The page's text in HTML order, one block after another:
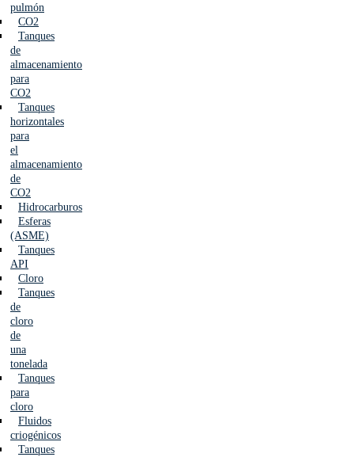
pulmón
CO2
Tanques
de
almacenamiento
para
CO2
Tanques
horizontales
para
el
almacenamiento
de
CO2
Hidrocarburos
Esferas
(ASME)
Tanques
API
Cloro
Tanques
de
cloro
de
una
tonelada
Tanques
para
cloro
Fluidos
criogénicos
Tanques